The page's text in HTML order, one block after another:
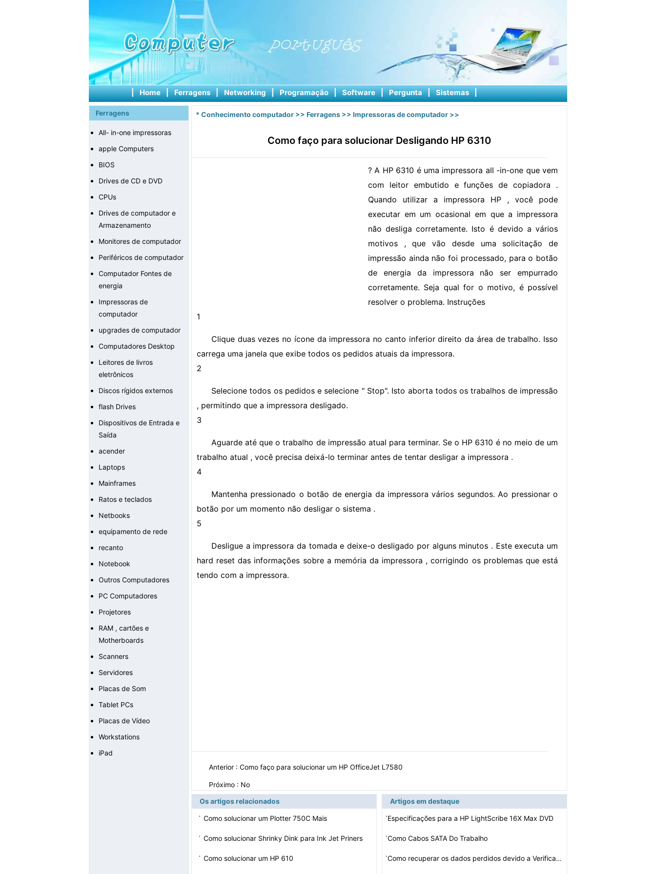
| Home | Ferragens | Networking | Programação | Software | Pergunta | Sistemas |
Ferragens
All- in-one impressoras
apple Computers
BIOS
Drives de CD e DVD
CPUs
Drives de computador e
Armazenamento
Monitores de computador
Periféricos de computador
Computador Fontes de
energia
Impressoras de
computador
upgrades de computador
Computadores Desktop
Leitores de livros
eletrônicos
Discos rígidos externos
flash Drives
Dispositivos de Entrada e
Saída
acender
Laptops
Mainframes
Ratos e teclados
Netbooks
equipamento de rede
recanto
Notebook
Outros Computadores
PC Computadores
Projetores
RAM , cartões e
Motherboards
Scanners
Servidores
Placas de Som
Tablet PCs
Placas de Vídeo
Workstations
iPad
* Conhecimento computador >> Ferragens >> Impressoras de computador >>
Como faço para solucionar Desligando HP 6310
? A HP 6310 é uma impressora all -in-one que vem
com leitor embutido e funções de copiadora .
Quando utilizar a impressora HP , você pode
executar em um ocasional em que a impressora
não desliga corretamente. Isto é devido a vários
motivos , que vão desde uma solicitação de
impressão ainda não foi processado, para o botão
de energia da impressora não ser empurrado
corretamente. Seja qual for o motivo, é possível
resolver o problema. Instruções
1
Clique duas vezes no ícone da impressora no canto inferior direito da área de trabalho. Isso
carrega uma janela que exibe todos os pedidos atuais da impressora.
2
Selecione todos os pedidos e selecione " Stop". Isto aborta todos os trabalhos de impressão
, permitindo que a impressora desligado.
3
Aguarde até que o trabalho de impressão atual para terminar. Se o HP 6310 é no meio de um
trabalho atual , você precisa deixá-lo terminar antes de tentar desligar a impressora .
4
Mantenha pressionado o botão de energia da impressora vários segundos. Ao pressionar o
botão por um momento não desligar o sistema .
5
Desligue a impressora da tomada e deixe-o desligado por alguns minutos . Este executa um
hard reset das informações sobre a memória da impressora , corrigindo os problemas que está
tendo com a impressora.
Anterior : Como faço para solucionar um HP OfficeJet L7580
Próximo : No
Os artigos relacionados
· Como solucionar um Plotter 750C Mais
· Como solucionar Shrinky Dink para Ink Jet Priners
· Como solucionar um HP 610
Artigos em destaque
·Especificações para a HP LightScribe 16X Max DVD
·Como Cabos SATA Do Trabalho
· Como recuperar os dados perdidos devido a Verificação…